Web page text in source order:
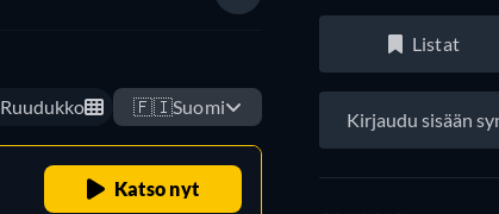
Ruudukko 🇫🇮Suomi
Katso nyt
Listat
Kirjaudu sisään